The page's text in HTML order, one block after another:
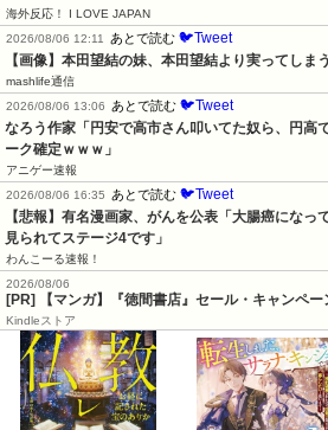
海外反応！ I LOVE JAPAN
2026/08/06 12:11 あとで読む 🐦Tweet
【画像】本田望結の妹、本田望結より実ってしま
mashlife通信
2026/08/06 13:06 あとで読む 🐦Tweet
なろう作家「円安で高市さん叩いてた奴ら、円高
ーク確定ｗｗｗ」
アニゲー速報
2026/08/06 16:35 あとで読む 🐦Tweet
【悲報】有名漫画家、がんを公表「大腸癌になっ
見られてステージ4です」
わんこーる速報！
2026/08/06
[PR] 【マンガ】『徳間書店』セール・キャンペ
Kindleストア